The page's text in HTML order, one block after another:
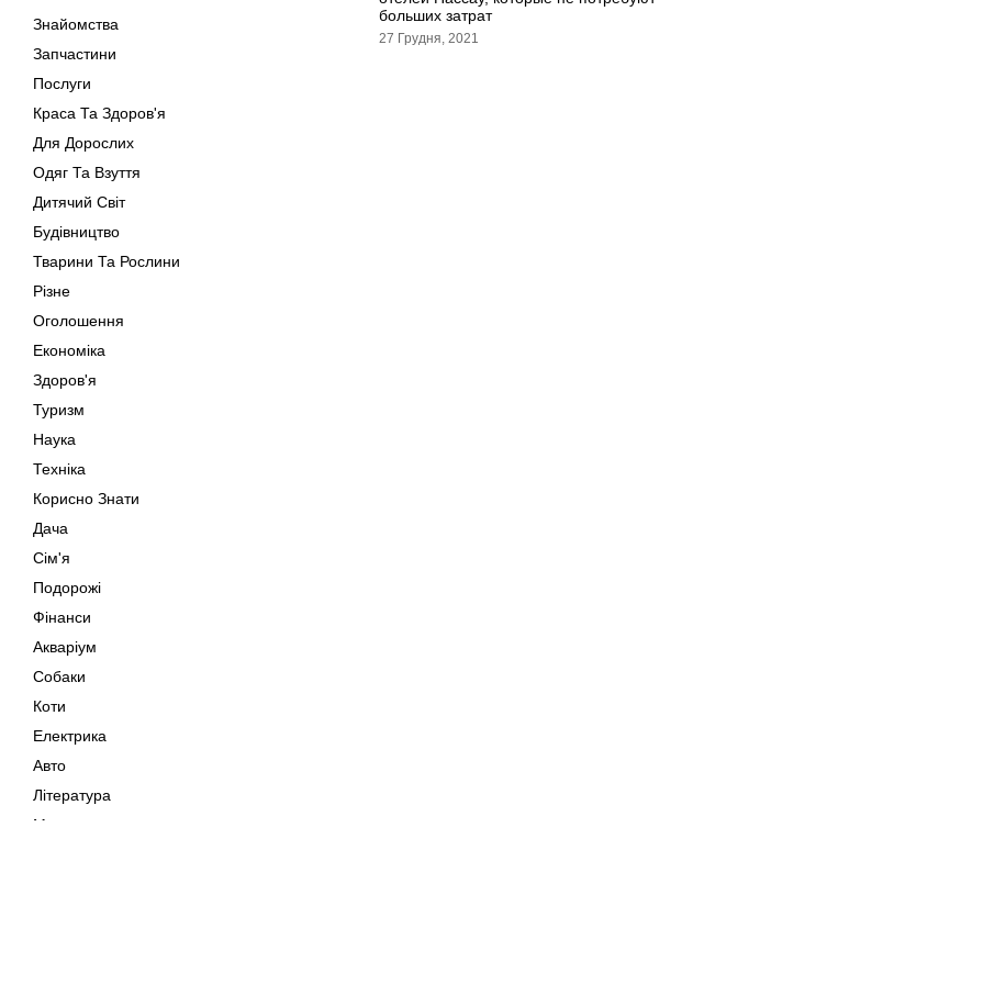
Знайомства
Запчастини
Послуги
Краса Та Здоров'я
Для Дорослих
Одяг Та Взуття
Дитячий Світ
Будівництво
Тварини Та Рослини
Різне
Оголошення
Економіка
Здоров'я
Туризм
Наука
Техніка
Корисно Знати
Дача
Сім'я
Подорожі
Фінанси
Акваріум
Собаки
Коти
Електрика
Авто
Література
Музика
больших затрат
27 Грудня, 2021